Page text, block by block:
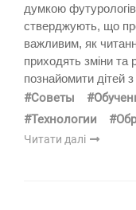
думкою футурологів
стверджують, що
важливим, як
приходять зміни та
познайомити дітей
#Советы
#Технологии
Читати далі